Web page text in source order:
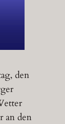
den
an den